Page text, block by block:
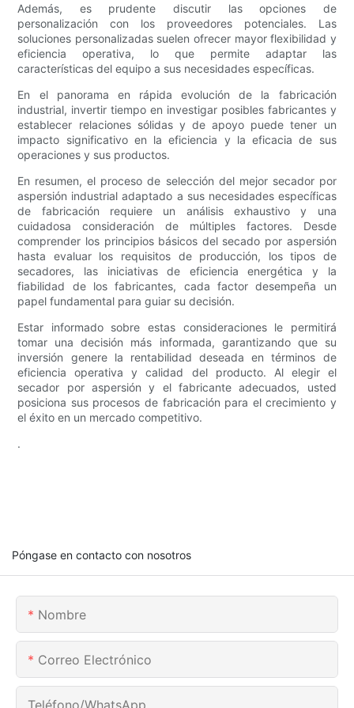
Además, es prudente discutir las opciones de
personalización con los proveedores potenciales. Las
soluciones personalizadas suelen ofrecer mayor flexibilidad y
eficiencia operativa, lo que permite adaptar las
características del equipo a sus necesidades específicas.
En el panorama en rápida evolución de la fabricación
industrial, invertir tiempo en investigar posibles fabricantes y
establecer relaciones sólidas y de apoyo puede tener un
impacto significativo en la eficiencia y la eficacia de sus
operaciones y sus productos.
En resumen, el proceso de selección del mejor secador por
aspersión industrial adaptado a sus necesidades específicas
de fabricación requiere un análisis exhaustivo y una
cuidadosa consideración de múltiples factores. Desde
comprender los principios básicos del secado por aspersión
hasta evaluar los requisitos de producción, los tipos de
secadores, las iniciativas de eficiencia energética y la
fiabilidad de los fabricantes, cada factor desempeña un
papel fundamental para guiar su decisión.
Estar informado sobre estas consideraciones le permitirá
tomar una decisión más informada, garantizando que su
inversión genere la rentabilidad deseada en términos de
eficiencia operativa y calidad del producto. Al elegir el
secador por aspersión y el fabricante adecuados, usted
posiciona sus procesos de fabricación para el crecimiento y
el éxito en un mercado competitivo.
.
Póngase en contacto con nosotros
Nombre
Correo Electrónico
Teléfono/WhatsApp